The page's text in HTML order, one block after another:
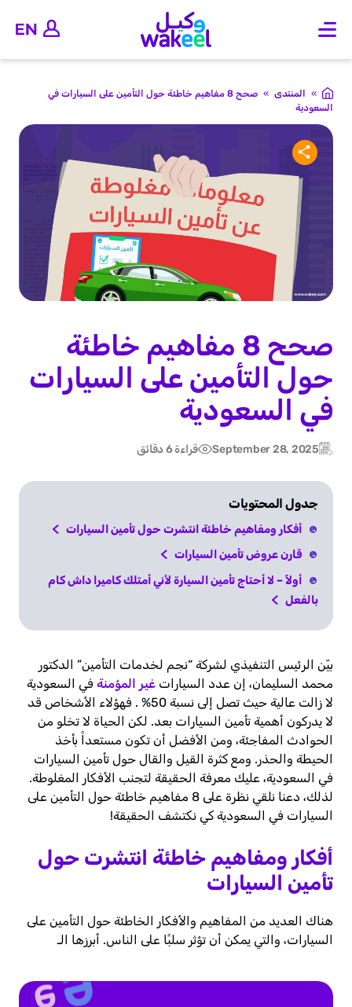
O
e
m
a
n
» المنتدى »
صحح 8 مفاهيم خاطئة حول التأمين على السيارات في
السعودية
صحح 8 مفاهيم خاطئة
حول التأمين على السيارات
في السعودية
Updated:
September 28, 2025
Postقراءة 6 دقائق
جدول المحتويات
أفكار ومفاهيم خاطئة انتشرت حول تأمين السيارات
قارن عروض تأمين السيارات
أولاً – لا أحتاج تأمين السيارة لأني أمتلك كاميرا داش كام
بالفعل
بيّن الرئيس التنفيذي لشركة “نجم لخدمات التأمين” الدكتور
محمد السليمان، إن عدد السيارات غير المؤمنة في السعودية
لا زالت عالية حيث تصل إلى نسبة 50% . فهؤلاء الأشخاص قد
لا يدركون أهمية تأمين السيارات بعد. لكن الحياة لا تخلو من
الحوادث المفاجئة، ومن الأفضل أن تكون مستعداً بأخذ
الحيطة والحذر. ومع كثرة القيل والقال حول تأمين السيارات
في السعودية، عليك معرفة الحقيقة لتجنب الأفكار المغلوطة.
لذلك، دعنا نلقي نظرة على 8 مفاهيم خاطئة حول التأمين على
السيارات في السعودية كي نكتشف الحقيقة!
أفكار ومفاهيم خاطئة انتشرت حول
تأمين السيارات
هناك العديد من المفاهيم والأفكار الخاطئة حول التأمين على
السيارات، والتي يمكن أن تؤثر سلبًا على الناس. أبرزها الـ